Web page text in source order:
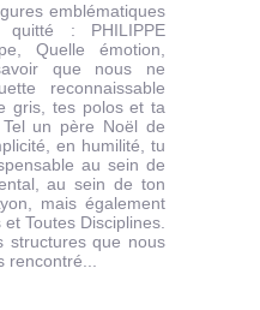
emblématiques
: PHILIPPE
Quelle émotion,
que nous ne
reconnaissable
gris, tes polos et ta
un père Noël de
en humilité, tu
au sein de
au sein de ton
mais également
Toutes Disciplines.
structures que nous
rencontré...